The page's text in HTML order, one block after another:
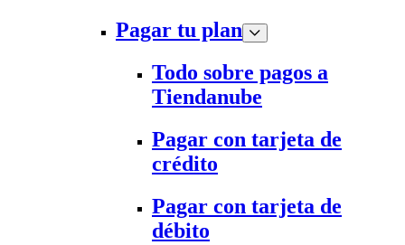
Pagar tu plan
Todo sobre pagos a
Tiendanube
Pagar con tarjeta de
crédito
Pagar con tarjeta de
débito